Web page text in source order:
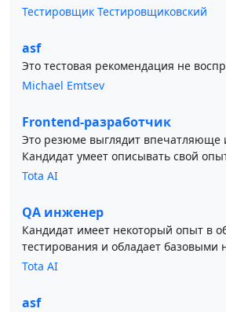
Тестировщик Тестировщиковский
asf
Это тестовая рекомендация не
Michael Emtsev
Frontend-разработчик
Это резюме выглядит впечатляюще
Кандидат умеет описывать свой
Tota AI
QA инженер
Кандидат имеет некоторый опыт в
тестирования и обладает базовыми
Tota AI
asf